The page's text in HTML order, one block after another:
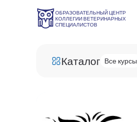
ОБРАЗОВАТЕЛЬНЫЙ ЦЕНТР
КОЛЛЕГИИ ВЕТЕРИНАРНЫХ
СПЕЦИАЛИСТОВ
Каталог Все курсы